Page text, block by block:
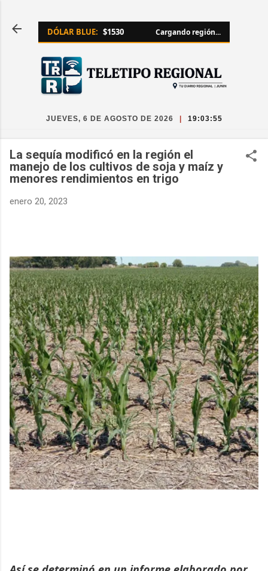
DÓLAR BLUE: $1530 Cargando región...
JUEVES, 6 DE AGOSTO DE 2026 19:03:56
La sequía modificó en la región el
manejo de los cultivos de soja y maíz y
menores rendimientos en trigo
enero 20, 2023